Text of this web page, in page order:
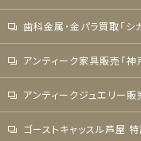
歯科金属・金パラ買取「シ
アンティーク家具販売「神
アンティークジュエリー販
ゴーストキャッスル芦屋